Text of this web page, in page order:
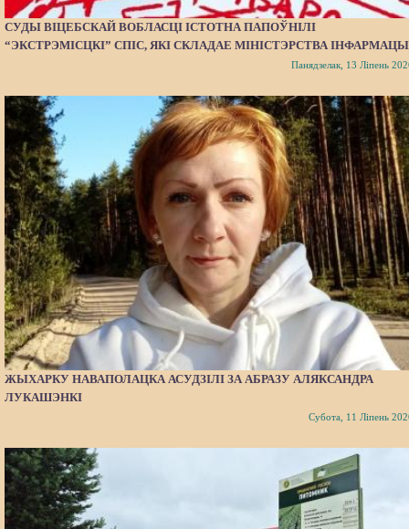
СУДЫ ВІЦЕБСКАЙ ВОБЛАСЦІ ІСТОТНА ПАПОЎНІЛІ
“ЭКСТРЭМІСЦКІ” СПІС, ЯКІ СКЛАДАЕ МІНІСТЭРСТВА
Панядзелак, 13 Ліпень
ЖЫХАРКУ НАВАПОЛАЦКА АСУДЗІЛІ ЗА АБРАЗУ АЛЯКСАНДРА
ЛУКАШЭНКІ
Субота, 11 Ліпень